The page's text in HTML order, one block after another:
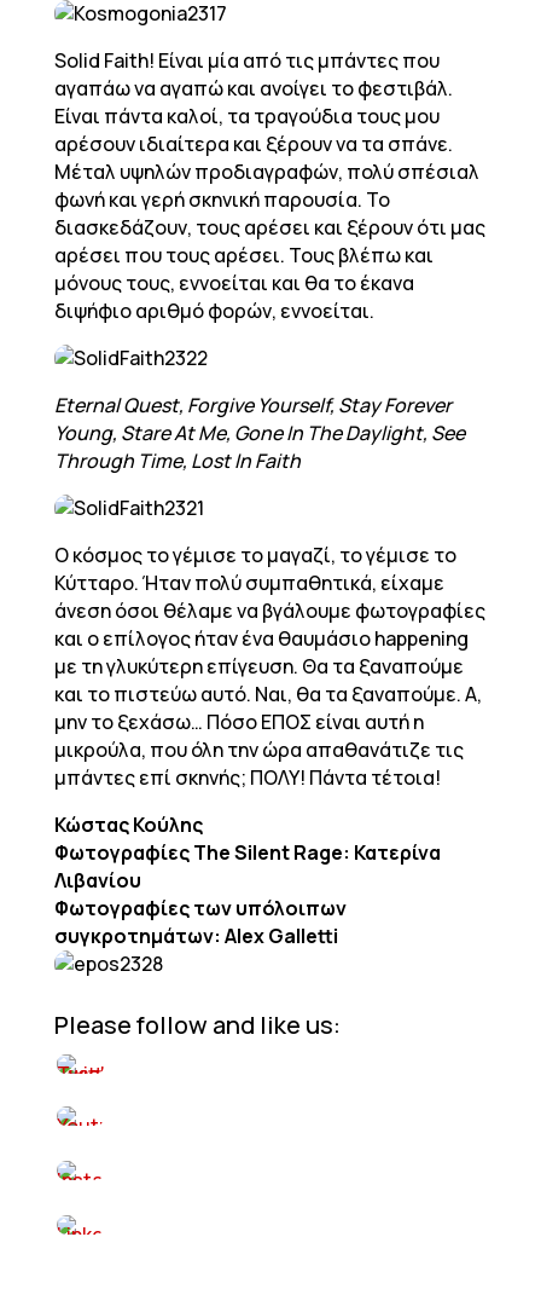
Solid Faith! Είναι μία από τις μπάντες που
αγαπάω να αγαπώ και ανοίγει το φεστιβάλ.
Είναι πάντα καλοί, τα τραγούδια τους μου
αρέσουν ιδιαίτερα και ξέρουν να τα σπάνε.
Μέταλ υψηλών προδιαγραφών, πολύ σπέσιαλ
φωνή και γερή σκηνική παρουσία. Το
διασκεδάζουν, τους αρέσει και ξέρουν ότι μας
αρέσει που τους αρέσει. Τους βλέπω και
μόνους τους, εννοείται και θα το έκανα
διψήφιο αριθμό φορών, εννοείται.
Eternal Quest, Forgive Yourself, Stay Forever
Young, Stare At Me, Gone In The Daylight, See
Through Time, Lost In Faith
Ο κόσμος το γέμισε το μαγαζί, το γέμισε το
Κύτταρο. Ήταν πολύ συμπαθητικά, είχαμε
άνεση όσοι θέλαμε να βγάλουμε φωτογραφίες
και ο επίλογος ήταν ένα θαυμάσιο happening
με τη γλυκύτερη επίγευση. Θα τα ξαναπούμε
και το πιστεύω αυτό. Ναι, θα τα ξαναπούμε. Α,
μην το ξεχάσω… Πόσο ΕΠΟΣ είναι αυτή η
μικρούλα, που όλη την ώρα απαθανάτιζε τις
μπάντες επί σκηνής; ΠΟΛΥ! Πάντα τέτοια!
Κώστας Κούλης
Φωτογραφίες The Silent Rage: Κατερίνα
Λιβανίου
Φωτογραφίες των υπόλοιπων
συγκροτημάτων: Alex Galletti
Please follow and like us: